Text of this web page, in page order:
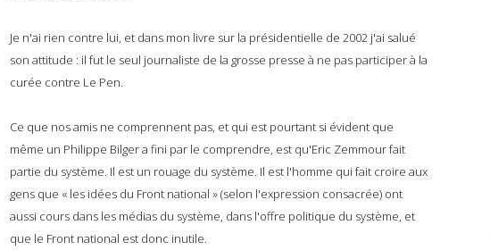
Je n'ai rien contre lui, et dans mon livre sur la présidentielle de 2002 j'ai salué
son attitude : il fut le seul journaliste de la grosse presse à ne pas participer à la
curée contre Le Pen.
Ce que nos amis ne comprennent pas, et qui est pourtant si évident que
même un Philippe Bilger a fini par le comprendre, est qu'Eric Zemmour fait
partie du système. Il est un rouage du système. Il est l'homme qui fait croire aux
gens que « les idées du Front national » (selon l'expression consacrée) ont
aussi cours dans les médias du système, dans l'offre politique du système, et
que le Front national est donc inutile.